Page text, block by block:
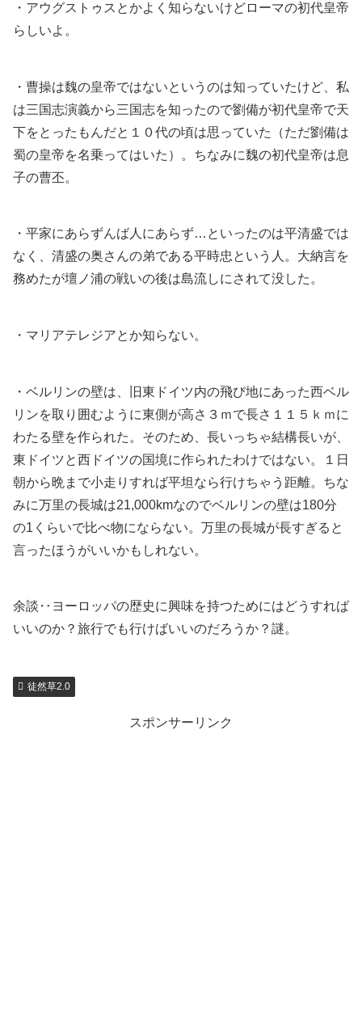
・アウグストゥスとかよく知らないけどローマの初代皇帝
らしいよ。
・曹操は魏の皇帝ではないというのは知っていたけど、私
は三国志演義から三国志を知ったので劉備が初代皇帝で天
下をとったもんだと１０代の頃は思っていた（ただ劉備は
蜀の皇帝を名乗ってはいた）。ちなみに魏の初代皇帝は息
子の曹丕。
・平家にあらずんば人にあらず…といったのは平清盛では
なく、清盛の奥さんの弟である平時忠という人。大納言を
務めたが壇ノ浦の戦いの後は島流しにされて没した。
・マリアテレジアとか知らない。
・ベルリンの壁は、旧東ドイツ内の飛び地にあった西ベル
リンを取り囲むように東側が高さ３ｍで長さ１１５ｋｍに
わたる壁を作られた。そのため、長いっちゃ結構長いが、
東ドイツと西ドイツの国境に作られたわけではない。１日
朝から晩まで小走りすれば平坦なら行けちゃう距離。ちな
みに万里の長城は21,000kmなのでベルリンの壁は180分
の1くらいで比べ物にならない。万里の長城が長すぎると
言ったほうがいいかもしれない。
余談‥ヨーロッパの歴史に興味を持つためにはどうすれば
いいのか？旅行でも行けばいいのだろうか？謎。
徒然草2.0
スポンサーリンク